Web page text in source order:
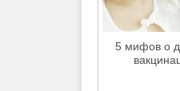
5 мифов о